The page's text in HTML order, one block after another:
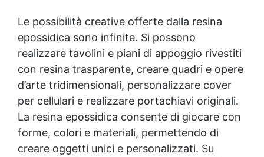
Le possibilità creative offerte dalla resina
epossidica sono infinite. Si possono
realizzare tavolini e piani di appoggio rivestiti
con resina trasparente, creare quadri e opere
d’arte tridimensionali, personalizzare cover
per cellulari e realizzare portachiavi originali.
La resina epossidica consente di giocare con
forme, colori e materiali, permettendo di
creare oggetti unici e personalizzati. Su